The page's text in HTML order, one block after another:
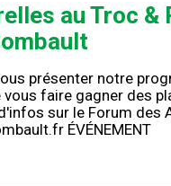
au Troc &
présenter notre
faire gagner des
sur le Forum des
ÉVÉNEMENT